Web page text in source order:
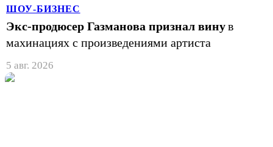
ШОУ-БИЗНЕС
Экс-продюсер Газманова признал винув
махинациях с произведениями артиста
5 авг. 2026